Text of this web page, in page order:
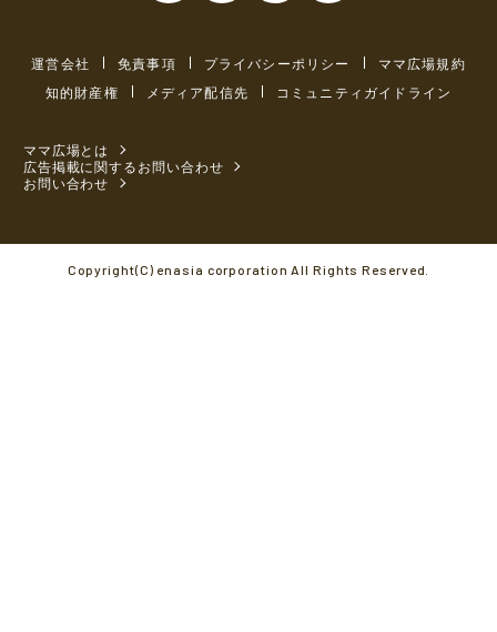
運営会社 免責事項 プライバシーポリシー
ママ広場規約
知的財産権
メディア配信先 コミュニティガイドライン
ママ広場とは
広告掲載に関するお問い合わせ
お問い合わせ
Copyright(C) enasia corporation All Rights Reserved.